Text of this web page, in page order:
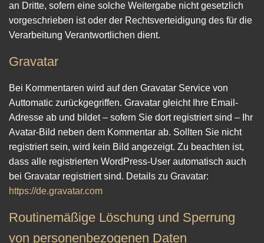
an Dritte, sofern eine solche Weitergabe nicht gesetzlich
vorgeschrieben ist oder der Rechtsverteidigung des für die
Verarbeitung Verantwortlichen dient.
Gravatar
Bei Kommentaren wird auf den Gravatar Service von
Auttomatic zurückgegriffen. Gravatar gleicht Ihre Email-
Adresse ab und bildet – sofern Sie dort registriert sind – Ihr
Avatar-Bild neben dem Kommentar ab. Sollten Sie nicht
registriert sein, wird kein Bild angezeigt. Zu beachten ist,
dass alle registrierten WordPress-User automatisch auch
bei Gravatar registriert sind. Details zu Gravatar:
https://de.gravatar.com
Routinemäßige Löschung und Sperrung
von personenbezogenen Daten